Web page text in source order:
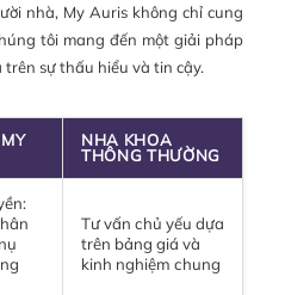
nhà, My Auris không chỉ cung
tôi mang đến một giải pháp
sự thấu hiểu và tin cậy.
NHA KHOA
THÔNG THƯỜNG
Tư vấn chủ yếu dựa
trên bảng giá và
kinh nghiệm chung